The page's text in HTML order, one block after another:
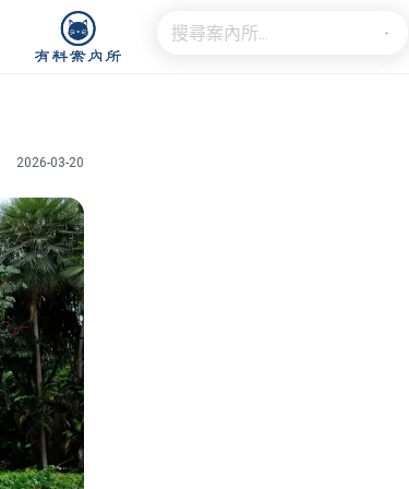
2026-03-20